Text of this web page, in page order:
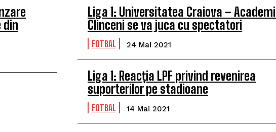
din
Liga 1: Universitatea Craiova –
Clinceni se va juca cu spectatori
FOTBAL 24 Mai 2021
Liga 1: Reacția LPF privind revenirea
suporterilor pe stadioane
FOTBAL 14 Mai 2021